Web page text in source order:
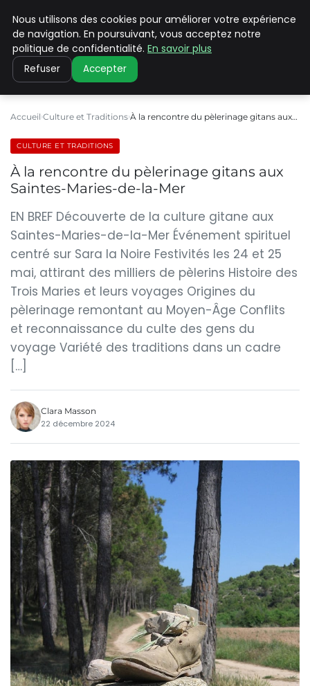
PILAT PATRIMOINES
Accueil Culture et Traditions À la rencontre du pèlerinage gitans aux…
CULTURE ET TRADITIONS
À la rencontre du pèlerinage gitans aux
Saintes-Maries-de-la-Mer
EN BREF Découverte de la culture gitane aux
Saintes-Maries-de-la-Mer Événement spirituel
centré sur Sara la Noire Festivités les 24 et 25
mai, attirant des milliers de pèlerins Histoire des
Trois Maries et leurs voyages Origines du
pèlerinage remontant au Moyen-Âge Conflits
et reconnaissance du culte des gens du
voyage Variété des traditions dans un cadre
[…]
Clara Masson
22 décembre 2024
Nous utilisons des cookies pour améliorer votre expérience
de navigation. En poursuivant, vous acceptez notre
politique de confidentialité. En savoir plus
Refuser Accepter